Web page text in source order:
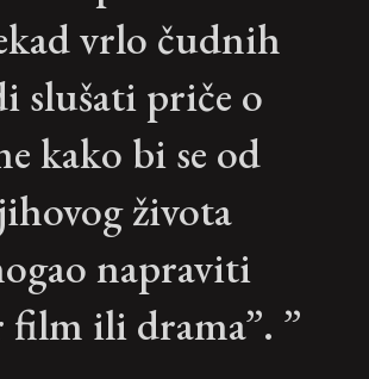
vrlo čudnih
slušati priče o
kako bi se od
života
napraviti
film ili drama”. ”